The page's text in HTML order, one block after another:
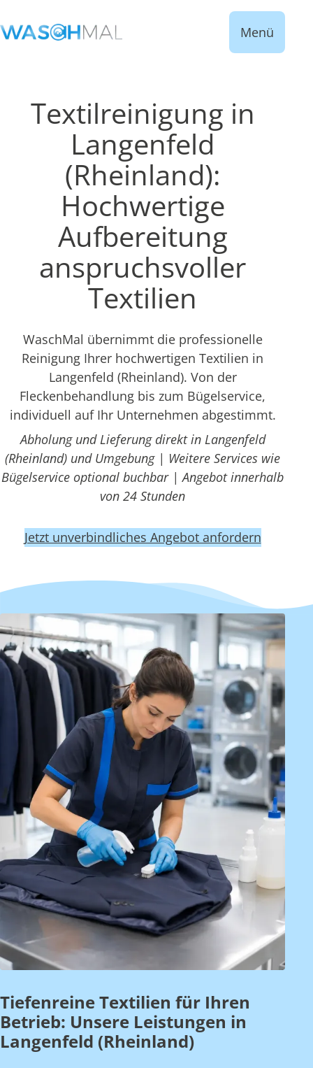
Menü
Textilreinigung in
Langenfeld
(Rheinland):
Hochwertige
Aufbereitung
anspruchsvoller
Textilien
WaschMal übernimmt die professionelle
Reinigung Ihrer hochwertigen Textilien in
Langenfeld (Rheinland). Von der
Fleckenbehandlung bis zum Bügelservice,
individuell auf Ihr Unternehmen abgestimmt.
Abholung und Lieferung direkt in Langenfeld
(Rheinland) und Umgebung | Weitere Services wie
Bügelservice optional buchbar | Angebot innerhalb
von 24 Stunden
Jetzt unverbindliches Angebot anfordern
Tiefenreine Textilien für Ihren
Betrieb: Unsere Leistungen in
Langenfeld (Rheinland)